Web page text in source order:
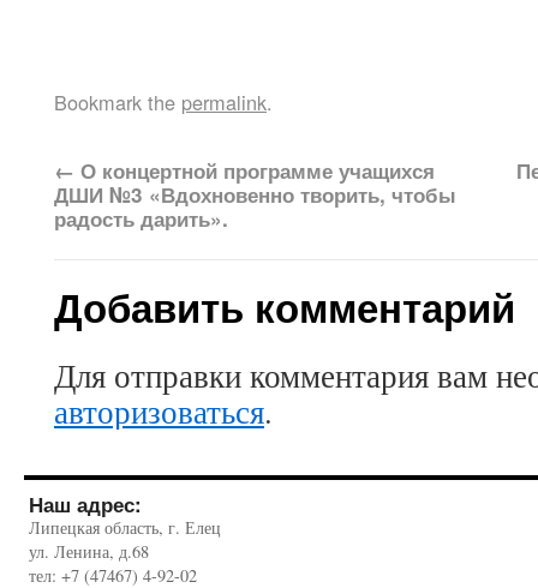
Bookmark the permalink.
← О концертной программе учащихся
ДШИ №3 «Вдохновенно творить, чтобы
радость дарить».
Добавить комментарий
Для отправки комментария вам
авторизоваться.
Наш адрес:
Липецкая область, г. Елец
ул. Ленина, д.68
тел: +7 (47467) 4-92-02